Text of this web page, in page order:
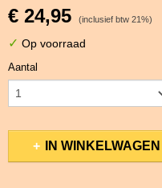
€ 24,95 (inclusief btw 21%)
✓ Op voorraad
Aantal
IN WINKELWAGEN